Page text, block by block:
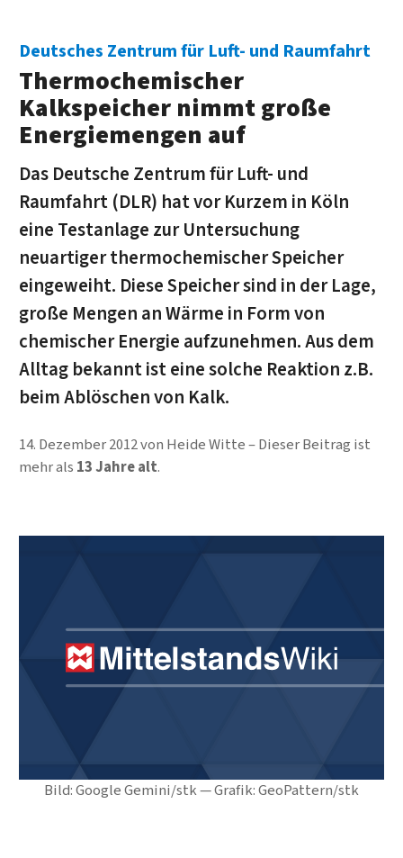
Bild: Google Gemini/stk — Grafik: GeoPattern/stk
Deutsches Zentrum für Luft- und Raumfahrt
Thermochemischer
Kalkspeicher nimmt große
Energiemengen auf
Das Deutsche Zentrum für Luft- und
Raumfahrt (DLR) hat vor Kurzem in Köln
eine Testanlage zur Untersuchung
neuartiger thermochemischer Speicher
eingeweiht. Diese Speicher sind in der Lage,
große Mengen an Wärme in Form von
chemischer Energie aufzunehmen. Aus dem
Alltag bekannt ist eine solche Reaktion z.B.
beim Ablöschen von Kalk.
14. Dezember 2012von Heide Witte
Dieser Beitrag ist
mehr als 13 Jahre alt.